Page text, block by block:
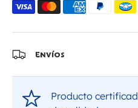
Envíos
Producto